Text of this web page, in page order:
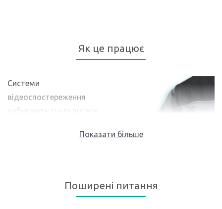
Як це працює
Системи
відеоспостереження
набувають сьогодні все
лише серед власників
захистити свої бізнес і
майно, але й серед
Поширені питання